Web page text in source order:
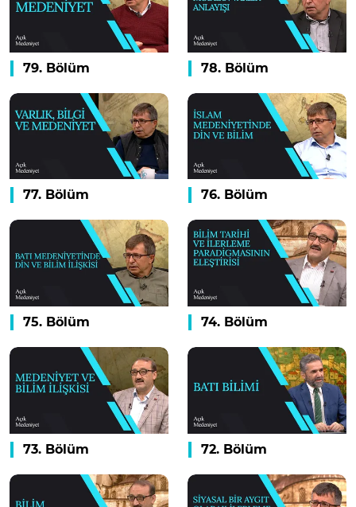
79. Bölüm 78. Bölüm
77. Bölüm 76. Bölüm
75. Bölüm 74. Bölüm
73. Bölüm 72. Bölüm